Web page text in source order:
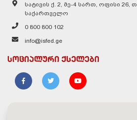
სატივის ქ. 2, მე-4 სართ, ოფისი 26,
საქართველო
0 800 800 102
info@isfed.ge
სოციალური ქსელები